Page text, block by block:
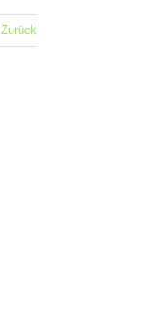
Zurück